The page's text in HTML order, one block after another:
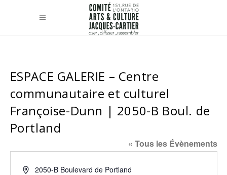
ESPACE GALERIE – Centre
communautaire et culturel
Françoise-Dunn | 2050-B Boul. de
Portland
« Tous les Évènements
Adresse2050-B Boulevard de Portland